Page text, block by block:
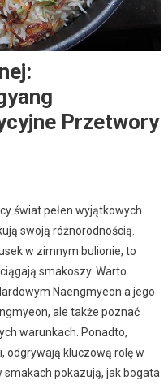
Przetwory
świat pełen wyjątkowych
swoją różnorodnością.
w zimnym bulionie, to
smakoszy. Warto
Naengmyeon a jego
ale także poznać
warunkach. Ponadto,
odgrywają kluczową rolę w
smakach pokazują, jak bogata